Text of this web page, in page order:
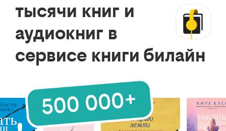
тысячи книг и
аудиокниг в
сервисе книги билайн